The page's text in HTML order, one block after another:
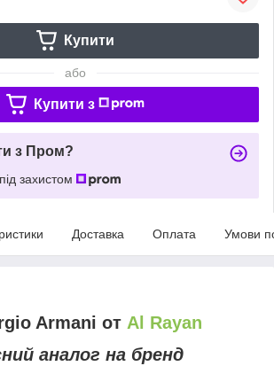
Купити
або
Купити з
з Пром?
захистом
Доставка Оплата Умови
Armani от Al Rayan
аналог на бренд